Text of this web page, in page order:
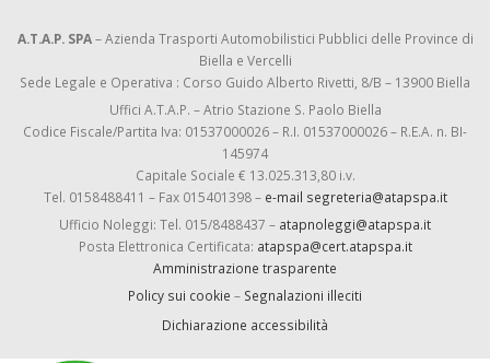
A.T.A.P. SPA– Azienda Trasporti Automobilistici Pubblici delle Province di
Biella e Vercelli
Sede Legale e Operativa : Corso Guido Alberto Rivetti, 8/B – 13900 Biella
Uffici A.T.A.P. – Atrio Stazione S. Paolo Biella
Codice Fiscale/Partita Iva: 01537000026 – R.I. 01537000026 – R.E.A. n. BI-
145974
Capitale Sociale € 13.025.313,80 i.v.
Tel. 0158488411 – Fax 015401398 – e-mail segreteria@atapspa.it
Ufficio Noleggi: Tel. 015/8488437 – atapnoleggi@atapspa.it
Posta Elettronica Certificata: atapspa@cert.atapspa.it
Amministrazione trasparente
Policy sui cookie – Segnalazioni illeciti
Dichiarazione accessibilità